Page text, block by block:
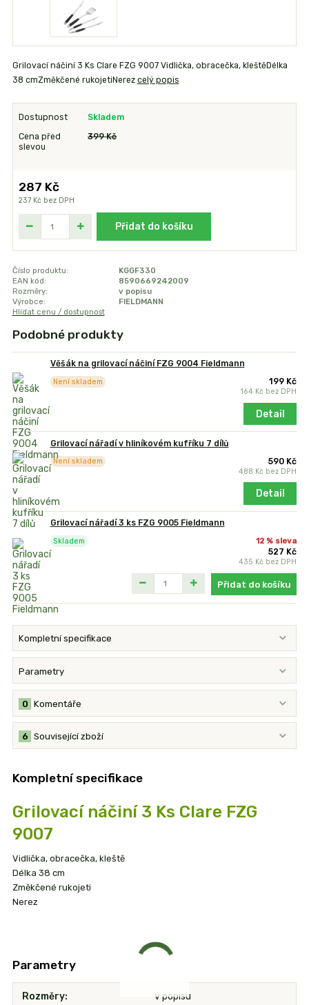
Grilovací náčiní 3 Ks Clare FZG 9007 Vidlička, obracečka, kleštěDélka
38 cmZměkčené rukojetiNerez celý popis
Dostupnost Skladem
Cena před
slevou
399 Kč
287 Kč
237 Kč bez DPH
Přidat do košíku
Číslo produktu:
KGGF330
EAN kód:
8590669242009
Rozměry:
v popisu
Výrobce:
FIELDMANN
Hlídat cenu / dostupnost
Podobné produkty
Věšák na grilovací náčiní FZG 9004 Fieldmann
199 Kč
164 Kč bez DPH
Není skladem
Detail
Grilovací nářadí v hliníkovém kufříku 7 dílů
590 Kč
488 Kč bez DPH
Není skladem
Detail
Grilovací nářadí 3 ks FZG 9005 Fieldmann
12 % sleva
527 Kč
435 Kč bez DPH
Skladem
Přidat do košíku
Kompletní specifikace
Parametry
Komentáře
0
Související zboží
6
Kompletní specifikace
Grilovací náčiní 3 Ks Clare FZG
9007
Vidlička, obracečka, kleště
Délka 38 cm
Změkčené rukojeti
Nerez
Parametry
Rozměry v popisu